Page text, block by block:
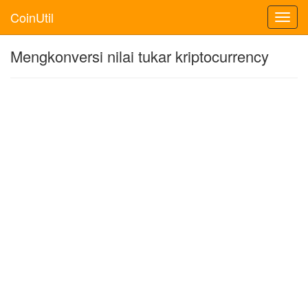
CoinUtil
Mengkonversi nilai tukar kriptocurrency